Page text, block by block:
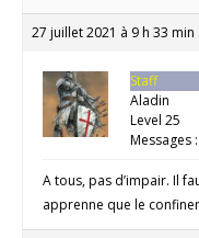
27 juillet 2021 à 9 h 33 min
Staff
Aladin
Level 25
Messages
A tous, pas d’impair. Il
apprenne que le